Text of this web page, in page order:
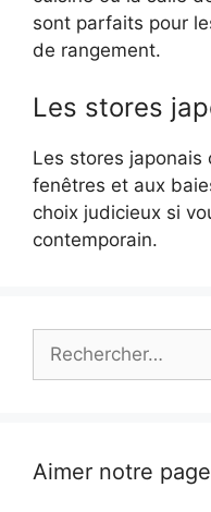
sont parfaits pour
de rangement.
Les stores
Les stores japonais
fenêtres et aux
choix judicieux si
contemporain.
Aimer notre page